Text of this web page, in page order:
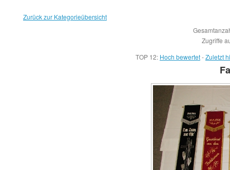
Zurück zur Kategorieübersicht
Zugriffe
TOP 12: Hoch bewertet-Zuletzt